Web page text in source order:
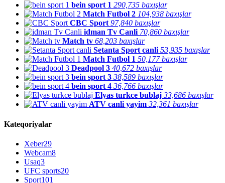
bein sport 1 290,735 baxışlar
Match Futbol 2 104,938 baxışlar
CBC Sport 97,840 baxışlar
idman Tv Canli 70,860 baxışlar
Match tv 68,203 baxışlar
Setanta Sport canli 53,935 baxışlar
Match Futbol 1 50,177 baxışlar
Deadpool 3 40,672 baxışlar
bein sport 3 38,589 baxışlar
bein sport 4 36,766 baxışlar
Elyas turkce bublaj 33,686 baxışlar
ATV canli yayim 32,361 baxışlar
Kateqoriyalar
Xeber29
Webcam8
Usaq3
UFC sports20
Sport101